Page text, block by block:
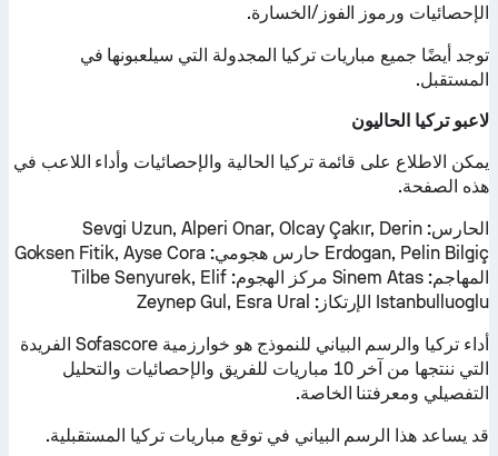
الإحصائيات ورموز الفوز/الخسارة.
توجد أيضًا جميع مباريات تركيا المجدولة التي سيلعبونها في
المستقبل.
لاعبو تركيا الحاليون
يمكن الاطلاع على قائمة تركيا الحالية والإحصائيات وأداء اللاعب في
هذه الصفحة.
الحارس: Sevgi Uzun, Alperi Onar, Olcay Çakır, Derin
Erdogan, Pelin Bilgiç حارس هجومي:
المهاجم:
مركز الهجوم: Tilbe Senyurek, Elif
Istanbulluoglu الإرتكاز:
أداء تركيا والرسم البياني للنموذج هو خوارزمية Sofascore الفريدة
التي ننتجها من آخر 10 مباريات للفريق والإحصائيات والتحليل
التفصيلي ومعرفتنا الخاصة.
قد يساعد هذا الرسم البياني في توقع مباريات تركيا المستقبلية.